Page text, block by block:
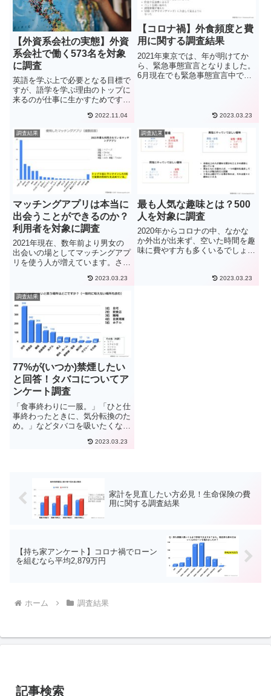
【外資系会社の実態】外資
系会社で働く573名を対象
に調査
英語を学ぶ上で必要となる目標で
すが、語学を学ぶ理由のトップに
来るのが仕事に生かすためです。
を使う職場に就職するためにはど
のぐらいの英語力が必要なのでし
ょうか？また、就職できたとし
て、一般的にどのぐらいの給料を
得...
2022.11.04
【コロナ禍】外食頻度と費
用に関する調査結果
2021年東京では、年が明けてか
ら、緊急事態宣言となりました。
6月現在でも緊急事態宣言中であ
中、コロナ禍の緊急事態宣言は、
た...
2023.03.23
調査結果
マッチングアプリは本当に
出会うことができるのか？
利用者を対象に調査
2021年現在、数年前より男女の
出会いの場としてマッチングアプ
リを使う人が増えています。さら
の場が減っている中、異性の出会
いの場として今後も利用者は増え
ていくことでしょう。ただ、これ
から利用する方などは、本当に...
2023.03.23
調査結果
最も人気な趣味とは？500
人を対象に調査
2020年からコロナの中、なかな
か外出が出来ず、空いた時間を趣
味に費やす方も多くいるでしょ
一切なく困ってる方も少なからず
2023.03.23
調査結果
77%が(いつか)禁煙したい
と回答！タバコについてア
ンケート調査
「食事終わりに一服。」「ひと仕
事終わったときに、気分転換のた
め。」などタバコを吸いたくなる
「タバコ」についてアンケート調
2023.03.23
家計を見直したい方必見！生命保険の費
用に関する調査結果
【持ち家アンケート】コロナ禍でローン
を組むなら平均2,879万円
ホーム 調査結果
記事検索